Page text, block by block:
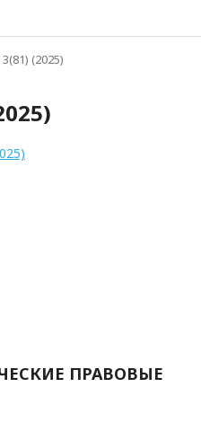
(2025)
ПРАВОВЫЕ